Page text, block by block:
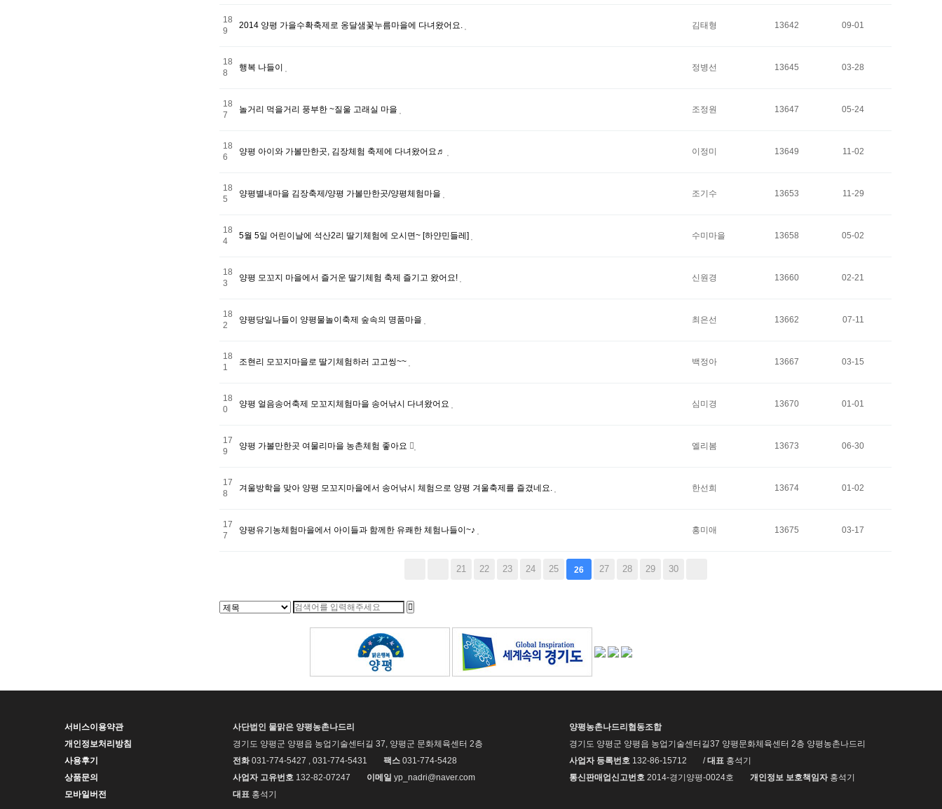
18
9
2014 양평 가을수확축제로 옹달샘꽃누름마을에 다녀왔어요. 김태형 13642 09-01
18
8
행복 나들이 정병선 13645 03-28
18
7
놀거리 먹을거리 풍부한 ~질울 고래실 마을 조정원 13647 05-24
18
6
양평 아이와 가볼만한곳, 김장체험 축제에 다녀왔어요♬ 이정미 13649 11-02
18
5
양평별내마을 김장축제/양평 가볼만한곳/양평체험마을 조기수 13653 11-29
18
4
5월 5일 어린이날에 석산2리 딸기체험에 오시면~ [하얀민들레] 수미마을 13658 05-02
18
3
양평 모꼬지 마을에서 즐거운 딸기체험 축제 즐기고 왔어요! 신원경 13660 02-21
18
2
양평당일나들이 양평물놀이축제 숲속의 명품마을 최은선 13662 07-11
18
1
조현리 모꼬지마을로 딸기체험하러 고고씽~~ 백정아 13667 03-15
18
0
양평 얼음송어축제 모꼬지체험마을 송어낚시 다녀왔어요 심미경 13670 01-01
17
9
양평 가볼만한곳 여물리마을 농촌체험 좋아요 엘리봄 13673 06-30
17
8
겨울방학을 맞아 양평 모꼬지마을에서 송어낚시 체험으로 양평 겨울축제를 즐겼네요. 한선희 13674 01-02
17
7
양평유기농체험마을에서 아이들과 함께한 유쾌한 체험나들이~♪ 홍미애 13675 03-17
21 22 23 24 25 26 27 28 29 30
서비스이용약관
개인정보처리방침
사용후기
상품문의
모바일버전
사단법인 물맑은 양평농촌나드리
경기도 양평군 양평읍 농업기술센터길 37, 양평군 문화체육센터 2층
전화031-774-5427 , 031-774-5431 팩스 031-774-5428
사업자 고유번호 132-82-07247 이메일 yp_nadri@naver.com
대표 홍석기
양평농촌나드리협동조합
경기도 양평군 양평읍 농업기술센터길37 양평문화체육센터 2층 양평농촌나드리
사업자 등록번호 132-86-15712 /대표 홍석기
통신판매업신고번호 2014-경기양평-0024호 개인정보 보호책임자홍석기